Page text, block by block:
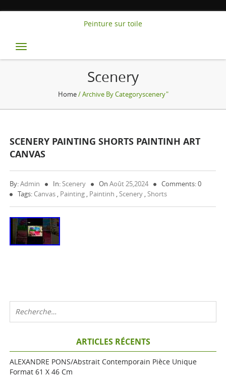
Peinture sur toile
Toggle
navigation
Scenery
Home/ Archive By Categoryscenery"
SCENERY PAINTING SHORTS PAINTINH ART
CANVAS
By:Admin In:Scenery OnAoût 25,2024
Comments: 0
Tags: Canvas , Painting , Paintinh ,Scenery ,Shorts
ARTICLES RÉCENTS
ALEXANDRE PONS/Abstrait Contemporain Pièce Unique
Format 61 X 46 Cm